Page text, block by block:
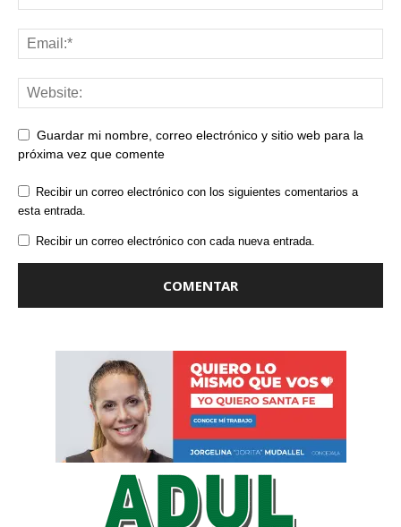
Guardar mi nombre, correo electrónico y sitio web para la
próxima vez que comente
Recibir un correo electrónico con los siguientes comentarios a
esta entrada.
Recibir un correo electrónico con cada nueva entrada.